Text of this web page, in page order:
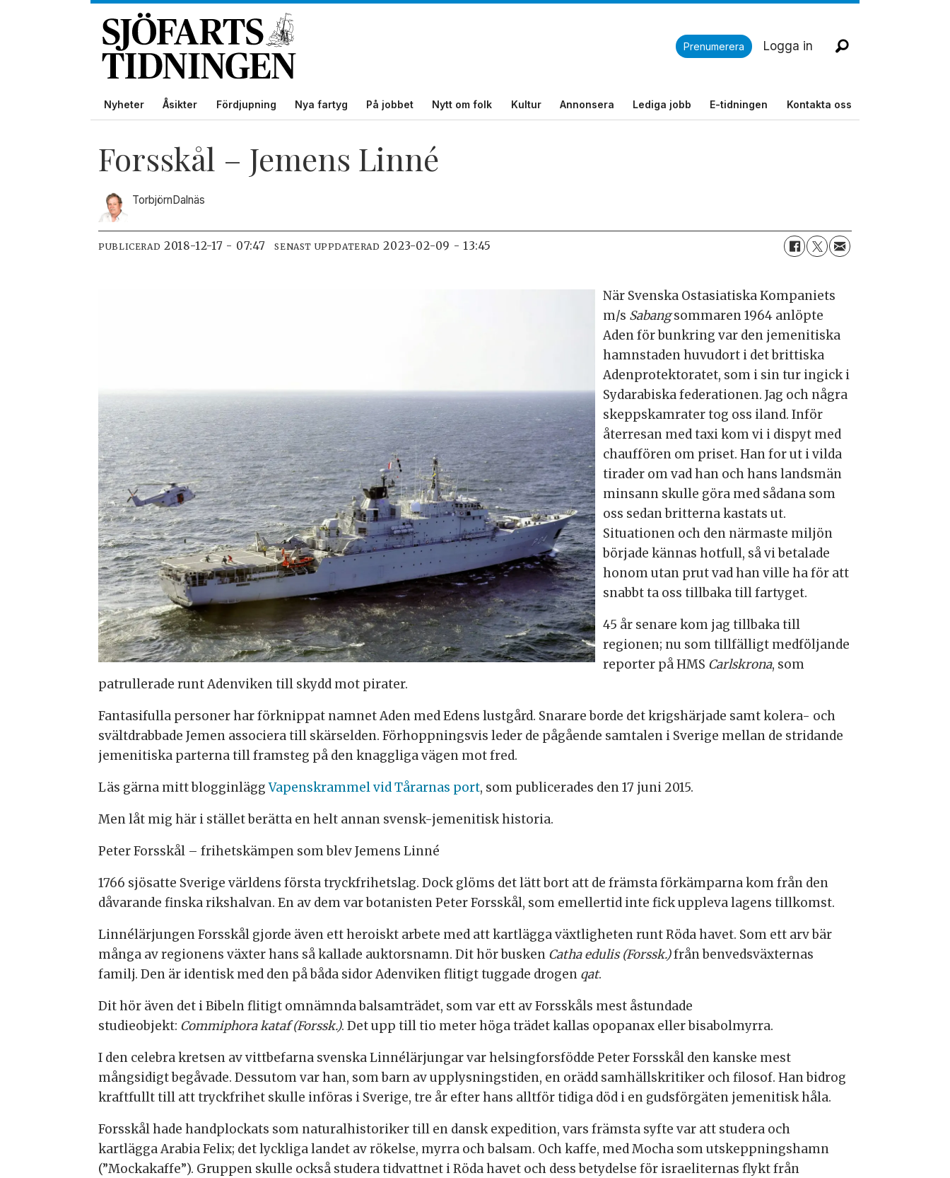
Prenumerera Logga in
Nyheter Åsikter Fördjupning Nya fartyg På jobbet Nytt om folk Kultur Annonsera Lediga jobb E-tidningen Kontakta oss
Forsskål – Jemens Linné
TorbjörnDalnäs
PUBLICERAD 2018-12-17 - 07:47 SENAST UPPDATERAD 2023-02-09 - 13:45
När Svenska Ostasiatiska Kompaniets
m/s Sabangsommaren 1964 anlöpte
Aden för bunkring var den jemenitiska
hamnstaden huvudort i det brittiska
Adenprotektoratet, som i sin tur ingick i
Sydarabiska federationen. Jag och några
skeppskamrater tog oss iland. Inför
återresan med taxi kom vi i dispyt med
chauffören om priset. Han for ut i vilda
tirader om vad han och hans landsmän
minsann skulle göra med sådana som
oss sedan britterna kastats ut.
Situationen och den närmaste miljön
började kännas hotfull, så vi betalade
honom utan prut vad han ville ha för att
snabbt ta oss tillbaka till fartyget.
45 år senare kom jag tillbaka till
regionen; nu som tillfälligt medföljande
reporter på HMS Carlskrona, som
patrullerade runt Adenviken till skydd mot pirater.
Fantasifulla personer har förknippat namnet Aden med Edens lustgård. Snarare borde det krigshärjade samt kolera- och
svältdrabbade Jemen associera till skärselden. Förhoppningsvis leder de pågående samtalen i Sverige mellan de stridande
jemenitiska parterna till framsteg på den knaggliga vägen mot fred.
Läs gärna mitt blogginläggVapenskrammel vid Tårarnas port, som publicerades den 17 juni 2015.
Men låt mig här i stället berätta en helt annan svensk-jemenitisk historia.
Peter Forsskål – frihetskämpen som blev Jemens Linné
1766 sjösatte Sverige världens första tryckfrihetslag. Dock glöms det lätt bort att de främsta förkämparna kom från den
dåvarande finska rikshalvan. En av dem var botanisten Peter Forsskål, som emellertid inte fick uppleva lagens tillkomst.
Linnélärjungen Forsskål gjorde även ett heroiskt arbete med att kartlägga växtligheten runt Röda havet. Som ett arv bär
många av regionens växter hans så kallade auktorsnamn. Dit hör busken Catha edulis (Forssk.)från benvedsväxternas
familj. Den är identisk med den på båda sidor Adenviken flitigt tuggade drogen qat.
Dit hör även det i Bibeln flitigt omnämnda balsamträdet, som var ett av Forsskåls mest åstundade
studieobjekt: Commiphora kataf (Forssk.). Det upp till tio meter höga trädet kallas opopanax eller bisabolmyrra.
I den celebra kretsen av vittbefarna svenska Linnélärjungar var helsingforsfödde Peter Forsskål den kanske mest
mångsidigt begåvade. Dessutom var han, som barn av upplysningstiden, en orädd samhällskritiker och filosof. Han bidrog
kraftfullt till att tryckfrihet skulle införas i Sverige, tre år efter hans alltför tidiga död i en gudsförgäten jemenitisk håla.
Forsskål hade handplockats som naturalhistoriker till en dansk expedition, vars främsta syfte var att studera och
kartlägga Arabia Felix; det lyckliga landet av rökelse, myrra och balsam. Och kaffe, med Mocha som utskeppningshamn
(”Mockakaffe”). Gruppen skulle också studera tidvattnet i Röda havet och dess betydelse för israeliternas flykt från